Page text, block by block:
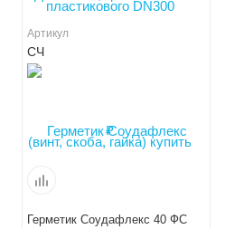
Артикул
СЧ
Герметик Соудафлекс 40 ФС